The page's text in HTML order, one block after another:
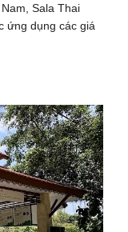
Sala Thai
ứng dụng các giá